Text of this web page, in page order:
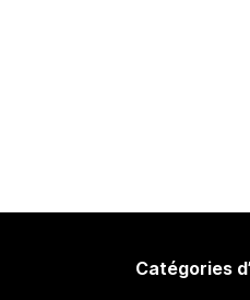
Catégories